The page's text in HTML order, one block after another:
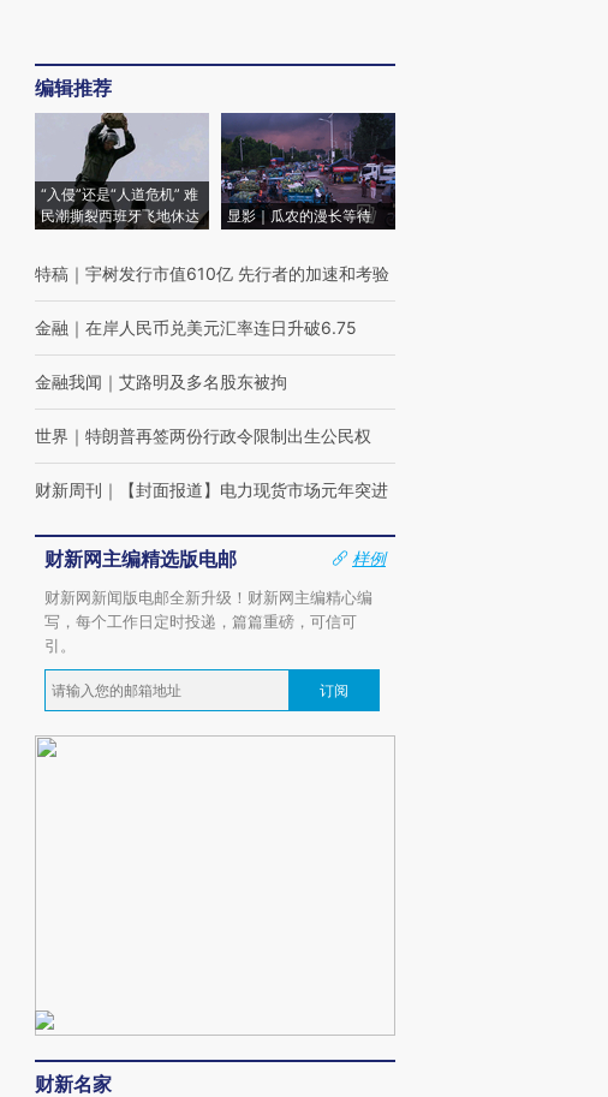
编辑推荐
“入侵”还是“人道危机” 难
民潮撕裂西班牙飞地休达
显影｜瓜农的漫长等待
特稿 ｜ 宇树发行市值610亿 先行者的加速和考验
金融 ｜ 在岸人民币兑美元汇率连日升破6.75
金融我闻 ｜ 艾路明及多名股东被拘
世界 ｜ 特朗普再签两份行政令限制出生公民权
财新周刊 ｜ 【封面报道】电力现货市场元年突进
财新网主编精选版电邮
样例
财新网新闻版电邮全新升级！财新网主编精心编
写，每个工作日定时投递，篇篇重磅，可信可
引。
订阅
财新名家